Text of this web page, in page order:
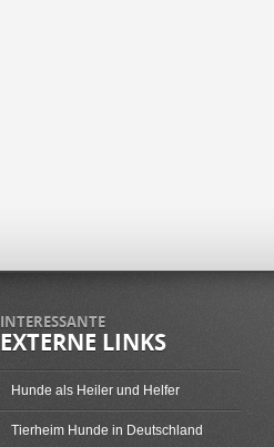
INTERESSANTE
EXTERNE LINKS
Hunde als Heiler und Helfer
Tierheim Hunde in Deutschland